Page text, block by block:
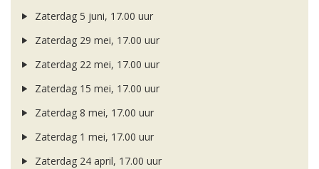
Zaterdag 5 juni, 17.00 uur
Zaterdag 29 mei, 17.00 uur
Zaterdag 22 mei, 17.00 uur
Zaterdag 15 mei, 17.00 uur
Zaterdag 8 mei, 17.00 uur
Zaterdag 1 mei, 17.00 uur
Zaterdag 24 april, 17.00 uur